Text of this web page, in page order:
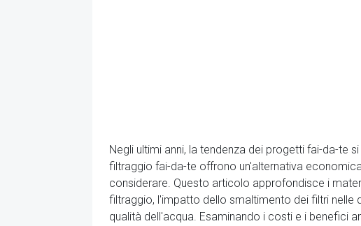
Negli ultimi anni, la tendenza dei progetti fai-da-te
filtraggio fai-da-te offrono un'alternativa
considerare. Questo articolo approfondisce i
filtraggio, l'impatto dello smaltimento dei filtri nelle
qualità dell'acqua. Esaminando i costi e i benefici